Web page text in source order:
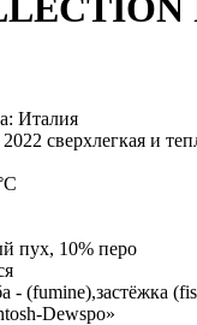
Италия
сверхлегкая и
пух, 10% перо
- (fumine),застёжка
Dewspo»